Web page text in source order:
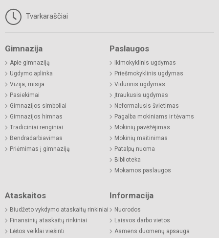
Tvarkaraščiai
Gimnazija
Apie gimnaziją
Ugdymo aplinka
Vizija, misija
Pasiekimai
Gimnazijos simboliai
Gimnazijos himnas
Tradiciniai renginiai
Bendradarbiavimas
Priėmimas į gimnaziją
Paslaugos
Ikimokyklinis ugdymas
Priešmokyklinis ugdymas
Vidurinis ugdymas
Įtraukusis ugdymas
Neformalusis švietimas
Pagalba mokiniams ir tėvams
Mokinių pavėžėjimas
Mokinių maitinimas
Patalpų nuoma
Biblioteka
Mokamos paslaugos
Ataskaitos
Biudžeto vykdymo ataskaitų rinkiniai
Finansinių ataskaitų rinkiniai
Lėšos veiklai viešinti
Informacija
Nuorodos
Laisvos darbo vietos
Asmens duomenų apsauga